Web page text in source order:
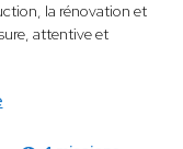
la rénovation et
attentive et